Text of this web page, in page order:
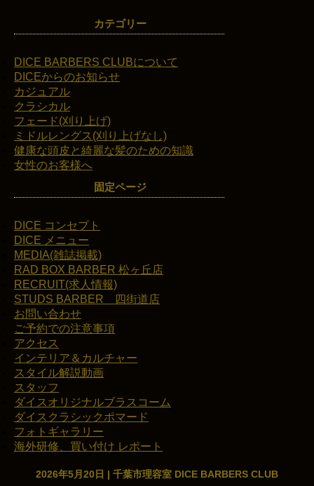
カテゴリー
DICE BARBERS CLUBについて
DICEからのお知らせ
カジュアル
クラシカル
フェード(刈り上げ)
ミドルレングス(刈り上げなし)
健康な頭皮と綺麗な髪のための知識
女性のお客様へ
固定ページ
DICE コンセプト
DICE メニュー
MEDIA(雑誌掲載)
RAD BOX BARBER 松ヶ丘店
RECRUIT(求人情報)
STUDS BARBER 四街道店
お問い合わせ
ご予約での注意事項
アクセス
インテリア＆カルチャー
スタイル解説動画
スタッフ
ダイスオリジナルブラスコーム
ダイスクラシックポマード
フォトギャラリー
海外研修、買い付け レポート
2026年5月20日 | 千葉市理容室 DICE BARBERS CLUB